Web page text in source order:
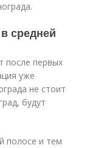
средней
после первых
уже
не стоит
будут
полосе и тем